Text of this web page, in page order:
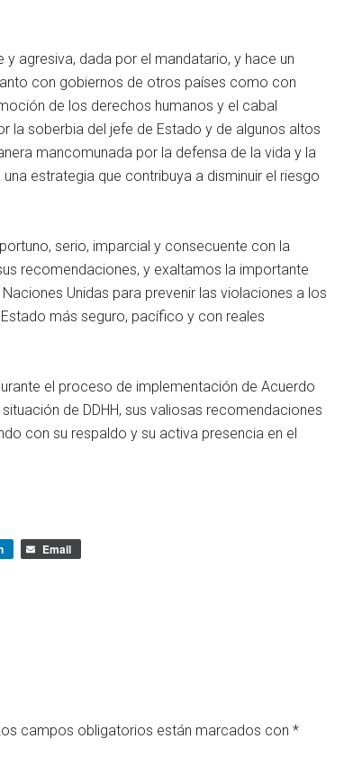
agresiva, dada por el mandatario, y hace un
con gobiernos de otros países como con
de los derechos humanos y el cabal
la soberbia del jefe de Estado y de algunos altos
mancomunada por la defensa de la vida y la
estrategia que contribuya a disminuir el riesgo
serio, imparcial y consecuente con la
recomendaciones, y exaltamos la importante
Unidas para prevenir las violaciones a los
más seguro, pacífico y con reales
el proceso de implementación de Acuerdo
de DDHH, sus valiosas recomendaciones
con su respaldo y su activa presencia en el
Email
campos obligatorios están marcados con *